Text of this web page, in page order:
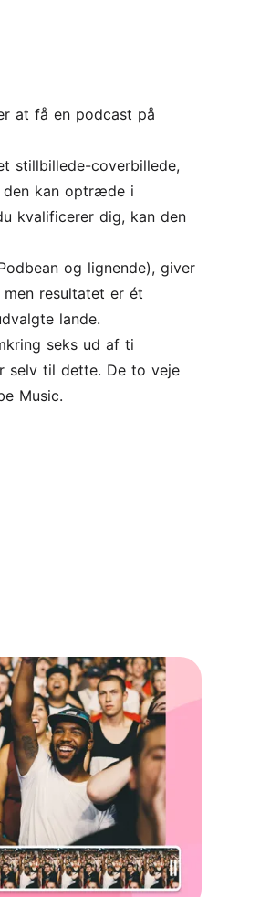
at få en podcast på
stillbillede-coverbillede,
den kan optræde i
kvalificerer dig, kan den
og lignende), giver
resultatet er ét
lande.
seks ud af ti
selv til dette. De to veje
Music.